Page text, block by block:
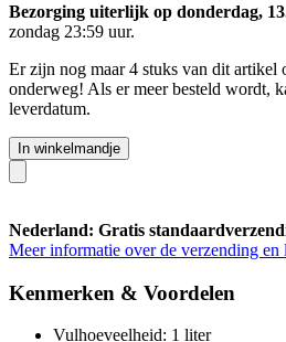
Bezorging uiterlijk op donderdag,
zondag 23:59 uur.
Er zijn nog maar 4 stuks van dit
onderweg! Als er meer besteld wordt,
leverdatum.
In winkelmandje
Nederland: Gratis
Meer informatie over de verzending en
Kenmerken & Voordelen
Vulhoeveelheid: 1 liter